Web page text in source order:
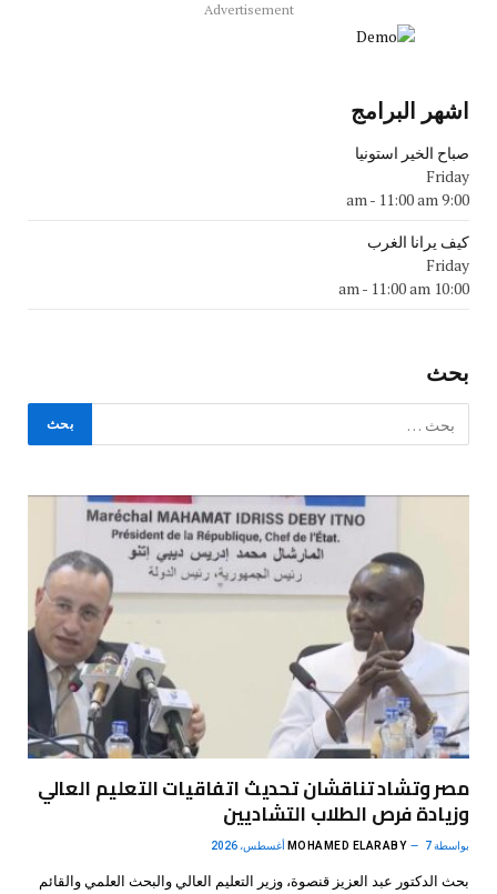
Advertisement
اشهر البرامج
صباح الخير استونيا
Friday
9:00 am
- 11:00 am
كيف يرانا الغرب
Friday
10:00 am
- 11:00 am
بحث
مصر وتشاد تناقشان تحديث اتفاقيات التعليم العالي
وزيادة فرص الطلاب التشاديين
بواسطة MOHAMED ELARABY 7 أغسطس، 2026
بحث الدكتور عبد العزيز قنصوة، وزير التعليم العالي والبحث العلمي والقائم